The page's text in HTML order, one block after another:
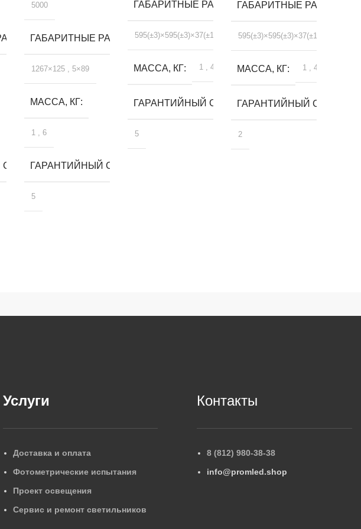
ММ
ЛЕТ
5000
ГАБАРИТНЫЕ РАЗМЕРЫ, ММ
1267×125 5×89
МАССА, КГ
1 ,6
ГАРАНТИЙНЫЙ СРОК, ЛЕТ
5
ГАБАРИТНЫЕ РАЗМЕРЫ, ММ
595(±3)×595(±3)×37(±1)
МАССА, КГ 1 ,4
ГАРАНТИЙНЫЙ СРОК, ЛЕТ
5
ГАБАРИТНЫЕ РАЗМЕРЫ,
595(±3)×595(±3)×37(±1)
МАССА, КГ 1 ,4
ГАРАНТИЙНЫЙ СРОК,
2
Услуги
Доставка и оплата
Фотометрические испытания
Проект освещения
Сервис и ремонт светильников
Контакты
8 (812) 980-38-38
info@promled.shop